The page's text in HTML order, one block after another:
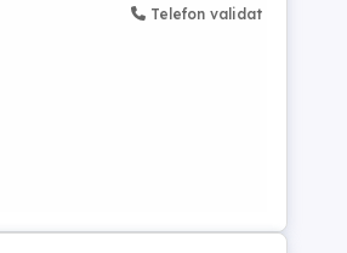
Telefon validat